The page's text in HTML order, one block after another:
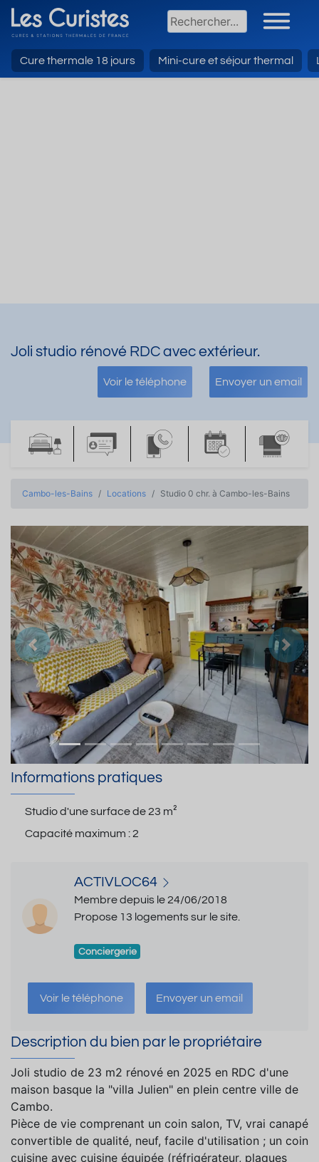
Cure thermale 18 jours Mini-cure et séjour thermal
Joli studio rénové RDC avec extérieur.
Voir le téléphone Envoyer un email
Cambo-les-Bains Locations Studio 0 chr. à Cambo-les-Bains
Précedent
Informations pratiques
Studio d'une surface de23 m²
Capacité maximum :2
ACTIVLOC64
Membre depuis le 24/06/2018
Propose 13 logements sur le site.
Conciergerie
Voir le téléphone Envoyer un email
Description du bien par le propriétaire
Joli studio de 23 m2 rénové en 2025 en RDC d'une
maison basque la "villa Julien" en plein centre ville de
Cambo.
Pièce de vie comprenant un coin salon, TV, vrai canapé
convertible de qualité, neuf, facile d'utilisation ; un coin
cuisine avec cuisine équipée (réfrigérateur, plaques